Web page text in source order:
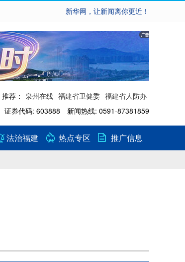
新华网，让新闻离你更近！
推荐： 泉州在线 福建省卫健委 福建省人防办
证券代码: 603888 新闻热线: 0591-87381859
法治福建 热点专区
推广信息